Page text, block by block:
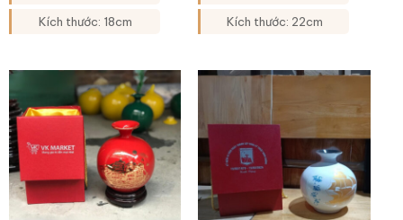
Kích thước: 18cm Kích thước: 22cm